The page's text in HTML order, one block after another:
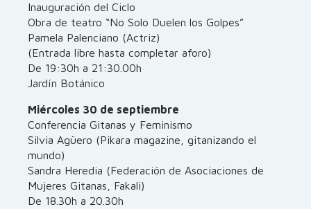
Inauguración del Ciclo
Obra de teatro “No Solo Duelen los Golpes”
Pamela Palenciano (Actriz)
(Entrada libre hasta completar aforo)
De 19:30h a 21:30.00h
Jardín Botánico
Miércoles 30 de septiembre
Conferencia Gitanas y Feminismo
Silvia Agüero (Pikara magazine, gitanizando el
mundo)
Sandra Heredia (Federación de Asociaciones de
Mujeres Gitanas, Fakali)
De 18.30h a 20.30h